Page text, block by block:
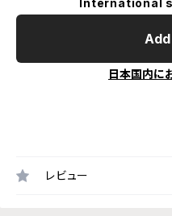
日本国内に
レビュー